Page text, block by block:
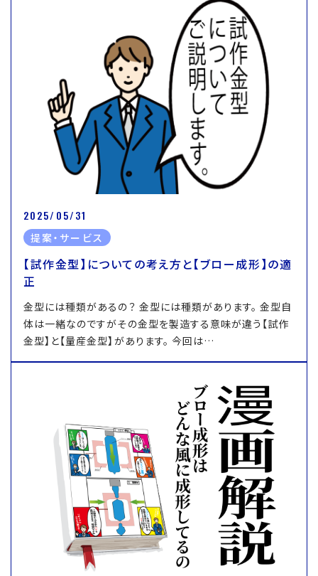
2025/05/31
提案・サービス
【試作金型】についての考え方と【ブロー成形】の適
正
金型には種類があるの？ 金型には種類があります。 金型自
体は一緒なのですがその金型を製造する意味が違う【試作
金型】と【量産金型】があります。 今回は…